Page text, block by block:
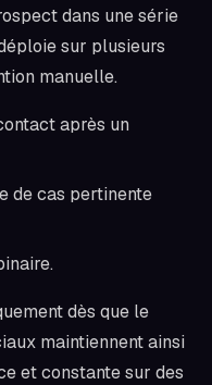
dans une série
sur plusieurs
manuelle.
après un
de cas pertinente
dès que le
maintiennent ainsi
et constante sur des